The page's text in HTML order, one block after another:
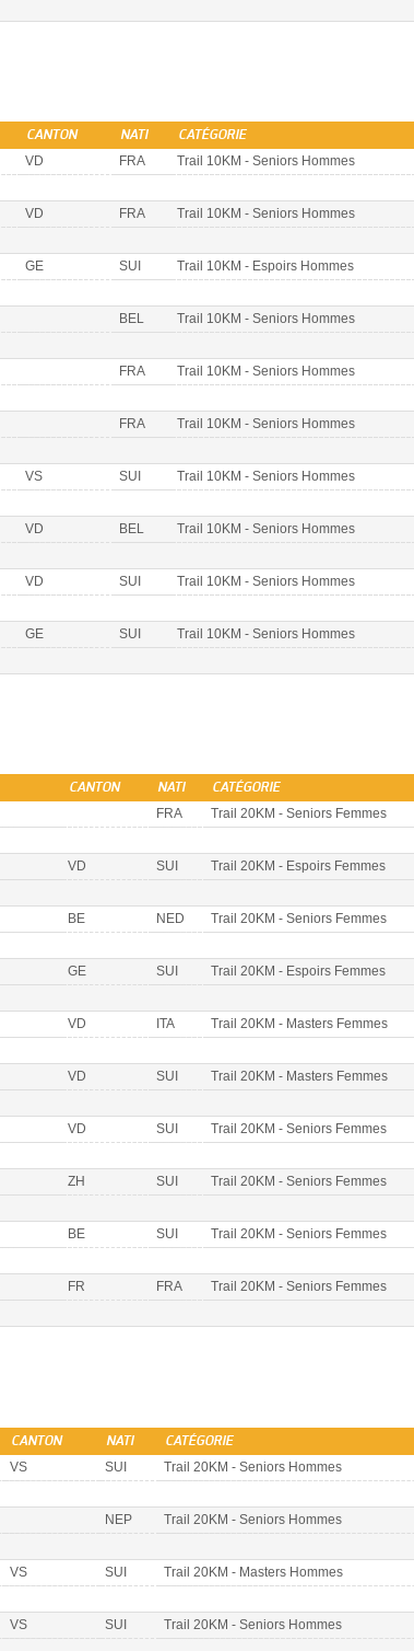
CANTON NATI CATÉGORIE
VD FRA Trail 10KM - Seniors Hommes
VD FRA Trail 10KM - Seniors Hommes
GE SUI Trail 10KM - Espoirs Hommes
BEL Trail 10KM - Seniors Hommes
FRA Trail 10KM - Seniors Hommes
FRA Trail 10KM - Seniors Hommes
VS SUI Trail 10KM - Seniors Hommes
VD BEL Trail 10KM - Seniors Hommes
VD SUI Trail 10KM - Seniors Hommes
GE SUI Trail 10KM - Seniors Hommes
CANTON NATI CATÉGORIE
FRA Trail 20KM - Seniors Femmes
VD SUI Trail 20KM - Espoirs Femmes
BE NED Trail 20KM - Seniors Femmes
GE SUI Trail 20KM - Espoirs Femmes
VD ITA Trail 20KM - Masters Femmes
VD SUI Trail 20KM - Masters Femmes
VD SUI Trail 20KM - Seniors Femmes
ZH SUI Trail 20KM - Seniors Femmes
BE SUI Trail 20KM - Seniors Femmes
FR FRA Trail 20KM - Seniors Femmes
CANTON NATI CATÉGORIE
VS SUI Trail 20KM - Seniors Hommes
NEP Trail 20KM - Seniors Hommes
VS SUI Trail 20KM - Masters Hommes
VS SUI Trail 20KM - Seniors Hommes